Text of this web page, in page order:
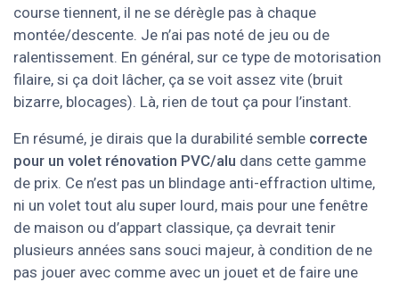
course tiennent, il ne se dérègle pas à chaque
montée/descente. Je n’ai pas noté de jeu ou de
ralentissement. En général, sur ce type de motorisation
filaire, si ça doit lâcher, ça se voit assez vite (bruit
bizarre, blocages). Là, rien de tout ça pour l’instant.
En résumé, je dirais que la durabilité semble correcte
pour un volet rénovation PVC/alu dans cette gamme
de prix. Ce n’est pas un blindage anti-effraction ultime,
ni un volet tout alu super lourd, mais pour une fenêtre
de maison ou d’appart classique, ça devrait tenir
plusieurs années sans souci majeur, à condition de ne
pas jouer avec comme avec un jouet et de faire une